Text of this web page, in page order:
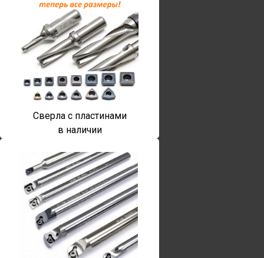
Сверла с пластинами
в наличии